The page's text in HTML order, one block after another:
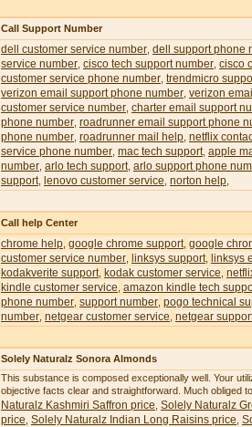
Call Support Number
dell customer service number dell support phone
service number cisco tech support number cisco
customer service phone number trendmicro
verizon email support phone number verizon
customer service number charter email support
phone number roadrunner email support phone
phone number roadrunner mail help netflix
service phone number mac tech support, apple
number arlo tech support, arlo support phone
support, lenovo customer service norton help
Call help Center
chrome help google chrome support google
customer service number
linksys support linksys
kodakverite support kodak customer service
kindle customer service amazon kindle tech
phone number support number pogo technical
number netgear customer service netgear
Solely Naturalz Sonora Almonds
This substance is composed exceptionally well. Your
objective facts clear and straightforward. Much obliged
Naturalz Kashmiri Saffron price Solely Naturalz
price Solely Naturalz Indian Long Raisins price